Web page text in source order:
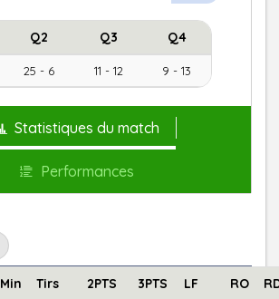
Q2 Q3 Q4
25 - 6 11 - 12 9 - 13
Statistiques du match
Performances
Min Tirs 2PTS 3PTS LF RO